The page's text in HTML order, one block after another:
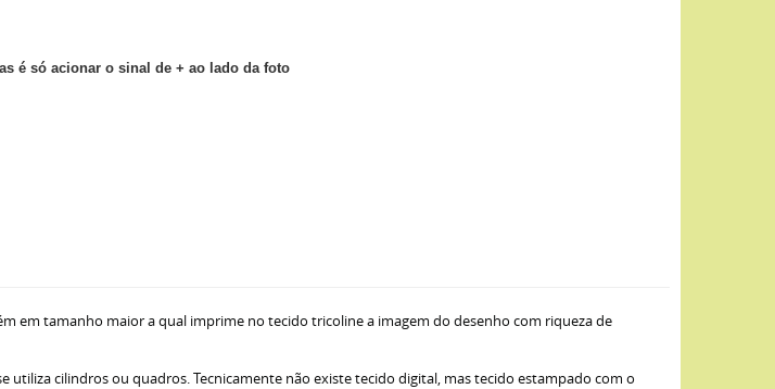
é só acionar o sinal de + ao lado da foto
em tamanho maior a qual imprime no tecido tricoline a imagem do desenho com riqueza de
cilindros ou quadros. Tecnicamente não existe tecido digital, mas tecido estampado com o